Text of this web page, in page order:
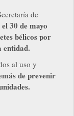
de
30 de mayo
bélicos por
entidad.
al uso y
de prevenir